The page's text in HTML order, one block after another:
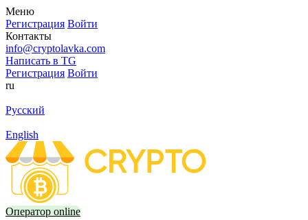
Меню
Регистрация Войти
Контакты
info@cryptolavka.com
Написать в TG
Регистрация Войти
ru
Русский
English
Оператор online